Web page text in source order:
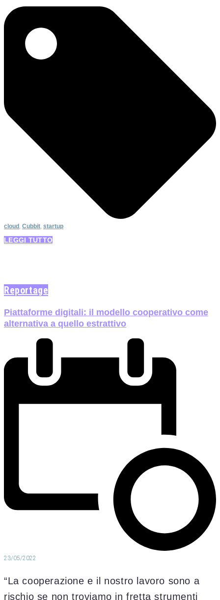
cloud Cubbit startup
LEGGI TUTTO
Reportage
Piattaforme digitali: il modello cooperativo come
alternativa a quello estrattivo
23/05/2022
“La cooperazione e il nostro lavoro sono a
rischio se non troviamo in fretta strumenti